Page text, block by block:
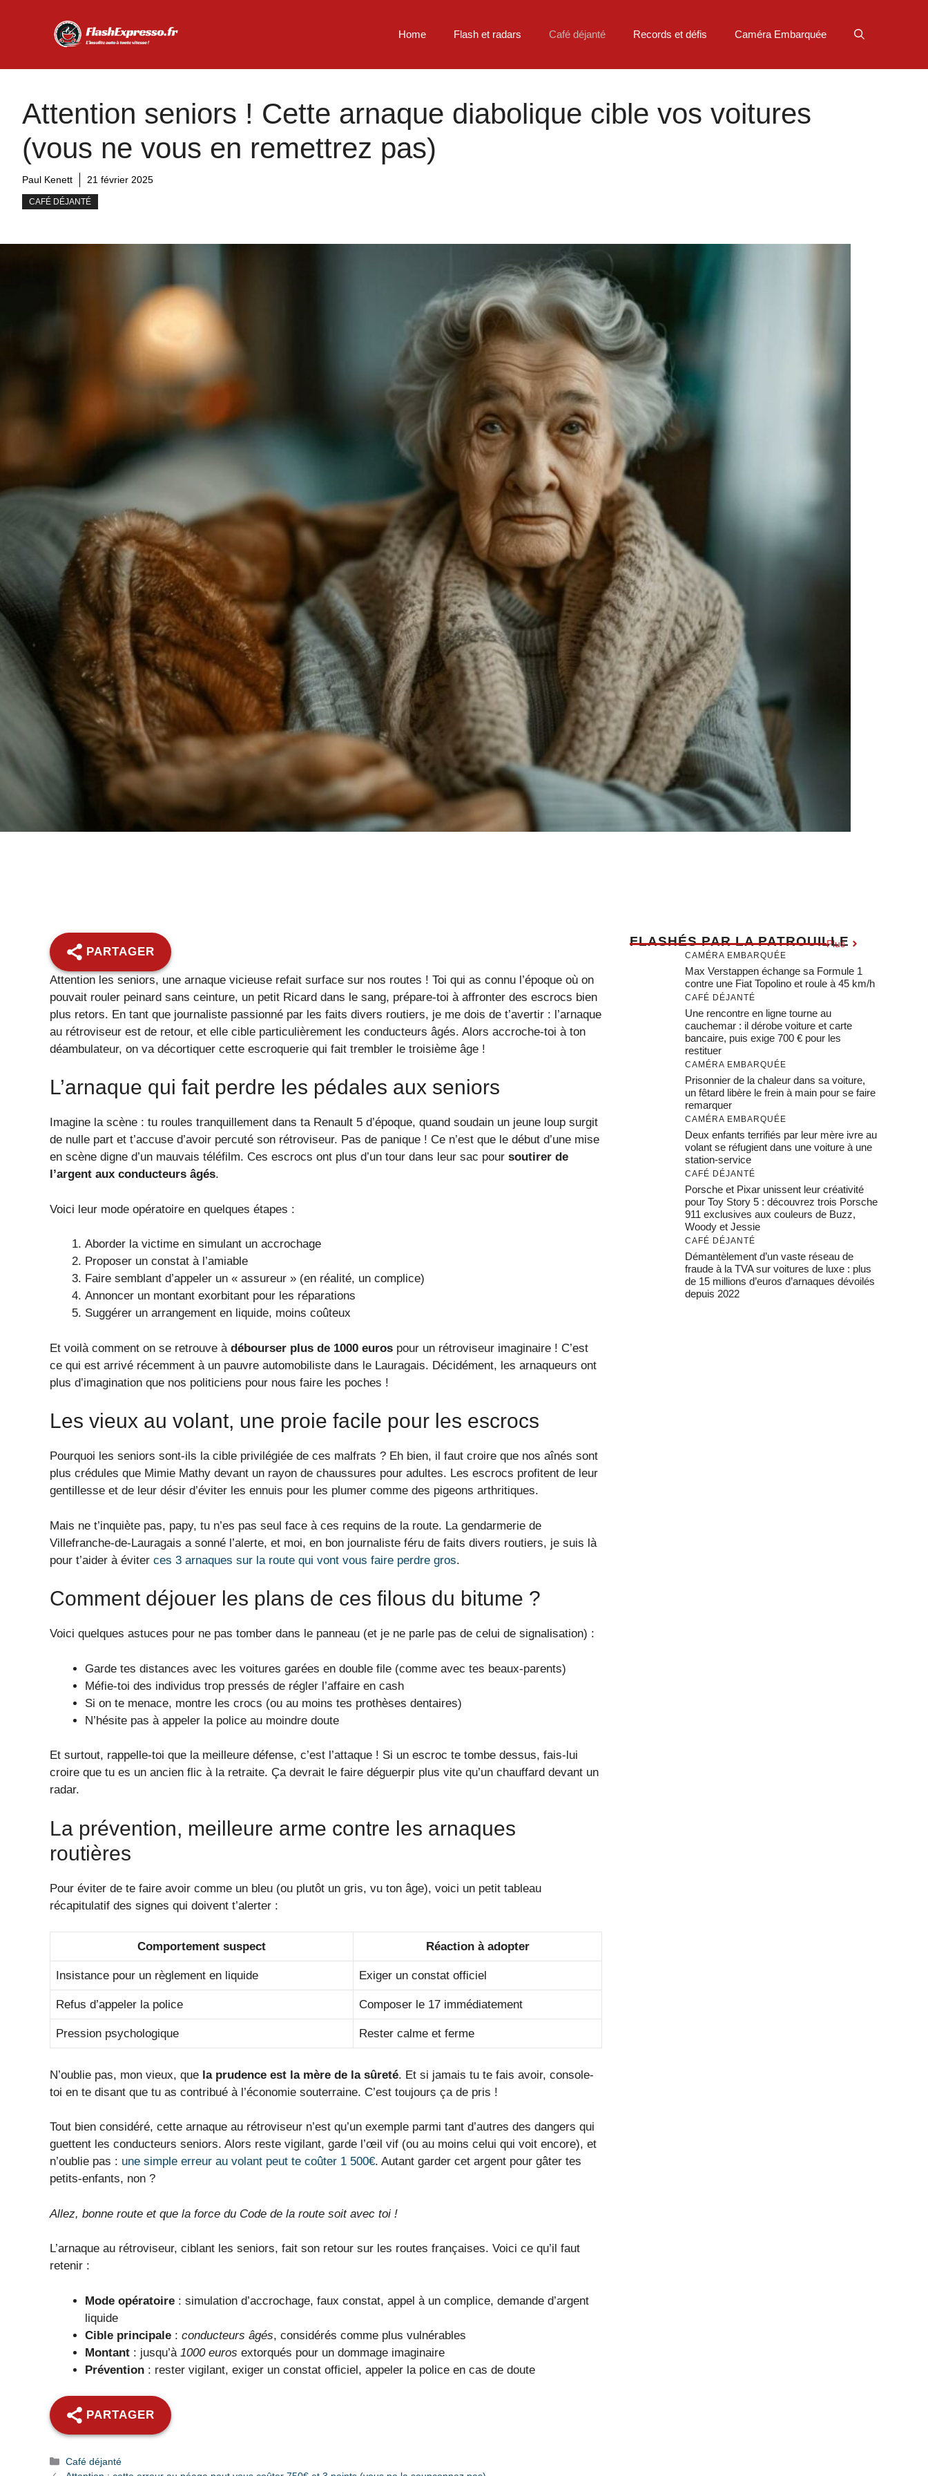
Home Flash et radars Café déjanté Records et défis Caméra Embarquée
Attention seniors ! Cette arnaque diabolique cible vos voitures
(vous ne vous en remettrez pas)
Paul Kenett 21 février 2025
CAFÉ DÉJANTÉ
PARTAGER
Attention les seniors, une arnaque vicieuse refait surface sur nos routes ! Toi qui as connu l’époque où on
pouvait rouler peinard sans ceinture, un petit Ricard dans le sang, prépare-toi à affronter des escrocs bien
plus retors. En tant que journaliste passionné par les faits divers routiers, je me dois de t’avertir : l’arnaque
au rétroviseur est de retour, et elle cible particulièrement les conducteurs âgés. Alors accroche-toi à ton
déambulateur, on va décortiquer cette escroquerie qui fait trembler le troisième âge !
L’arnaque qui fait perdre les pédales aux seniors
Imagine la scène : tu roules tranquillement dans ta Renault 5 d’époque, quand soudain un jeune loup surgit
de nulle part et t’accuse d’avoir percuté son rétroviseur. Pas de panique ! Ce n’est que le début d’une mise
en scène digne d’un mauvais téléfilm. Ces escrocs ont plus d’un tour dans leur sac pour soutirer de
l’argent aux conducteurs âgés.
Voici leur mode opératoire en quelques étapes :
Aborder la victime en simulant un accrochage
Proposer un constat à l’amiable
Faire semblant d’appeler un « assureur » (en réalité, un complice)
Annoncer un montant exorbitant pour les réparations
Suggérer un arrangement en liquide, moins coûteux
Et voilà comment on se retrouve à débourser plus de 1000 euros pour un rétroviseur imaginaire ! C’est
ce qui est arrivé récemment à un pauvre automobiliste dans le Lauragais. Décidément, les arnaqueurs ont
plus d’imagination que nos politiciens pour nous faire les poches !
Les vieux au volant, une proie facile pour les escrocs
Pourquoi les seniors sont-ils la cible privilégiée de ces malfrats ? Eh bien, il faut croire que nos aînés sont
plus crédules que Mimie Mathy devant un rayon de chaussures pour adultes. Les escrocs profitent de leur
gentillesse et de leur désir d’éviter les ennuis pour les plumer comme des pigeons arthritiques.
Mais ne t’inquiète pas, papy, tu n’es pas seul face à ces requins de la route. La gendarmerie de
Villefranche-de-Lauragais a sonné l’alerte, et moi, en bon journaliste féru de faits divers routiers, je suis là
pour t’aider à éviter ces 3 arnaques sur la route qui vont vous faire perdre gros.
Comment déjouer les plans de ces filous du bitume ?
Voici quelques astuces pour ne pas tomber dans le panneau (et je ne parle pas de celui de signalisation) :
Garde tes distances avec les voitures garées en double file (comme avec tes beaux-parents)
Méfie-toi des individus trop pressés de régler l’affaire en cash
Si on te menace, montre les crocs (ou au moins tes prothèses dentaires)
N’hésite pas à appeler la police au moindre doute
Et surtout, rappelle-toi que la meilleure défense, c’est l’attaque ! Si un escroc te tombe dessus, fais-lui
croire que tu es un ancien flic à la retraite. Ça devrait le faire déguerpir plus vite qu’un chauffard devant un
radar.
La prévention, meilleure arme contre les arnaques
routières
Pour éviter de te faire avoir comme un bleu (ou plutôt un gris, vu ton âge), voici un petit tableau
récapitulatif des signes qui doivent t’alerter :
Comportement suspect Réaction à adopter
Insistance pour un règlement en liquide Exiger un constat officiel
Refus d’appeler la police Composer le 17 immédiatement
Pression psychologique Rester calme et ferme
N’oublie pas, mon vieux, que la prudence est la mère de la sûreté. Et si jamais tu te fais avoir, console-
toi en te disant que tu as contribué à l’économie souterraine. C’est toujours ça de pris !
Tout bien considéré, cette arnaque au rétroviseur n’est qu’un exemple parmi tant d’autres des dangers qui
guettent les conducteurs seniors. Alors reste vigilant, garde l’œil vif (ou au moins celui qui voit encore), et
n’oublie pas : une simple erreur au volant peut te coûter 1 500€. Autant garder cet argent pour gâter tes
petits-enfants, non ?
Allez, bonne route et que la force du Code de la route soit avec toi !
L’arnaque au rétroviseur, ciblant les seniors, fait son retour sur les routes françaises. Voici ce qu’il faut
retenir :
Mode opératoire : simulation d’accrochage, faux constat, appel à un complice, demande d’argent
liquide
Cible principale : conducteurs âgés, considérés comme plus vulnérables
Montant : jusqu’à 1000 euros extorqués pour un dommage imaginaire
Prévention : rester vigilant, exiger un constat officiel, appeler la police en cas de doute
PARTAGER
Catégories
Café déjanté
FLASHÉS PAR LA PATROUILLE
Plus
CAMÉRA EMBARQUÉE
Max Verstappen échange sa Formule 1
contre une Fiat Topolino et roule à 45 km/h
CAFÉ DÉJANTÉ
Une rencontre en ligne tourne au
cauchemar : il dérobe voiture et carte
bancaire, puis exige 700 € pour les
restituer
CAMÉRA EMBARQUÉE
Prisonnier de la chaleur dans sa voiture,
un fêtard libère le frein à main pour se faire
remarquer
CAMÉRA EMBARQUÉE
Deux enfants terrifiés par leur mère ivre au
volant se réfugient dans une voiture à une
station-service
CAFÉ DÉJANTÉ
Porsche et Pixar unissent leur créativité
pour Toy Story 5 : découvrez trois Porsche
911 exclusives aux couleurs de Buzz,
Woody et Jessie
CAFÉ DÉJANTÉ
Démantèlement d’un vaste réseau de
fraude à la TVA sur voitures de luxe : plus
de 15 millions d’euros d’arnaques dévoilés
depuis 2022